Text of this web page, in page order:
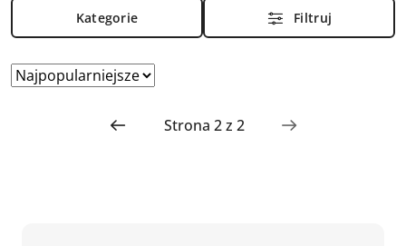
Kategorie Filtruj
Zastosowano
Najpopularniejsze.
Sortuj
według